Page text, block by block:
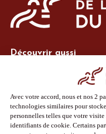
Découvrir aussi
Espace adhérent
Espace presse
Phototèque
Suivez-nous